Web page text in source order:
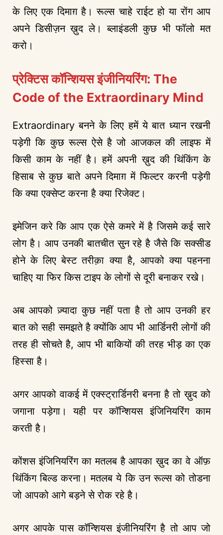
के लिए एक दिमाग़ है। रूल्स चाहे राईट हो या रोंग आप
अपने डिसीज़न ख़ुद ले। ब्लाइंडली कुछ भी फॉलो मत
करो।
प्रेक्टिस कॉन्शियस इंजीनियरिंग: The
Code of the Extraordinary Mind
Extraordinary बनने के लिए हमें ये बात ध्यान रखनी
पड़ेगी कि कुछ रूल्स ऐसे है जो आजकल की लाइफ में
किसी काम के नहीं है। हमें अपनी ख़ुद की थिंकिंग के
हिसाब से कुछ बाते अपने दिमाग़ में फिल्टर करनी पड़ेगी
कि क्या एक्सेप्ट करना है क्या रिजेक्ट।
इमेजिन करे कि आप एक ऐसे कमरे में है जिसमे कई सारे
लोग है। आप उनकी बातचीत सुन रहे है जैसे कि सक्सीड
होने के लिए बेस्ट तरीक़ा क्या है, आपको क्या पहनना
चाहिए या फिर किस टाइप के लोगों से दूरी बनाकर रखे।
अब आपको ज़्यादा कुछ नहीं पता है तो आप उनकी हर
बात को सही समझते है क्योंकि आप भी आर्डिनरी लोगों की
तरह ही सोचते है, आप भी बाकियों की तरह भीड़ का एक
हिस्सा है।
अगर आपको वाकई में एक्स्ट्रार्डिनरी बनना है तो ख़ुद को
जगाना पड़ेगा। यही पर कॉन्शियस इंजिनियरिंग काम
करती है।
कोंशस इंजिनियरिंग का मतलब है आपका ख़ुद का वे ऑफ़
थिंकिंग बिल्ड करना। मतलब ये कि उन रूल्स को तोडना
जो आपको आगे बड़ने से रोक रहे है।
अगर आपके पास कॉन्शियस इंजीनियरिंग है तो आप जो